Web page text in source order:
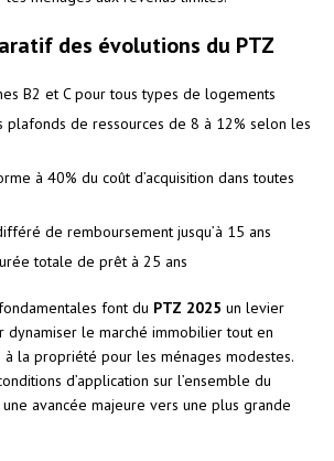
des évolutions du PTZ
B2 et C pour tous types de logements
plafonds de ressources de 8 à 12% selon les
à 40% du coût d’acquisition dans toutes
de remboursement jusqu’à 15 ans
totale de prêt à 25 ans
font du PTZ 2025 un levier
dynamiser le marché immobilier tout en
à la propriété pour les ménages modestes.
d’application sur l’ensemble du
avancée majeure vers une plus grande